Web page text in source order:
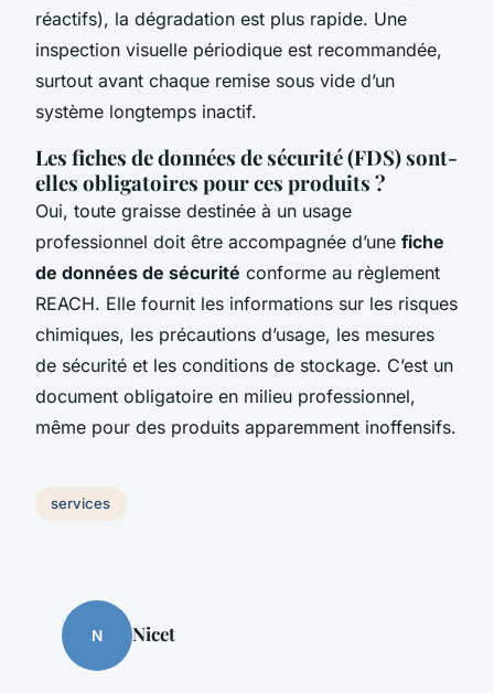
réactifs), la dégradation est plus rapide. Une
inspection visuelle périodique est recommandée,
surtout avant chaque remise sous vide d’un
système longtemps inactif.
Les fiches de données de sécurité (FDS) sont-
elles obligatoires pour ces produits ?
Oui, toute graisse destinée à un usage
professionnel doit être accompagnée d’une fiche
de données de sécurité conforme au règlement
REACH. Elle fournit les informations sur les risques
chimiques, les précautions d’usage, les mesures
de sécurité et les conditions de stockage. C’est un
document obligatoire en milieu professionnel,
même pour des produits apparemment inoffensifs.
services
N Nicet